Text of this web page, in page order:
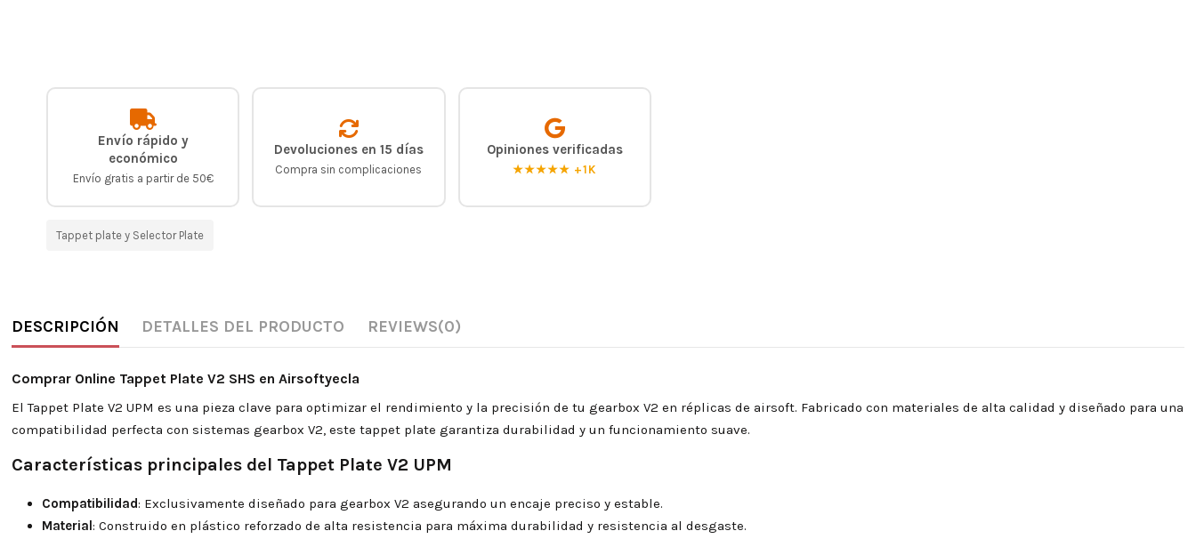
Envío rápido y
económico
Envío gratis a partir de 50€
Devoluciones en 15 días
Compra sin complicaciones
Opiniones verificadas
★★★★★ +1K
Tappet plate y Selector Plate
DESCRIPCIÓN DETALLES DEL PRODUCTO REVIEWS(0)
Comprar Online Tappet Plate V2 SHS en Airsoftyecla
El Tappet Plate V2 UPM es una pieza clave para optimizar el rendimiento y la precisión de tu gearbox V2 en réplicas de airsoft. Fabricado con materiales de alta calidad y diseñado para una
compatibilidad perfecta con sistemas gearbox V2, este tappet plate garantiza durabilidad y un funcionamiento suave.
Características principales del Tappet Plate V2 UPM
Compatibilidad: Exclusivamente diseñado para gearbox V2 asegurando un encaje preciso y estable.
Material: Construido en plástico reforzado de alta resistencia para máxima durabilidad y resistencia al desgaste.